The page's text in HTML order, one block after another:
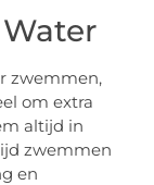
zwemmen,
om extra
altijd in
zwemmen
en